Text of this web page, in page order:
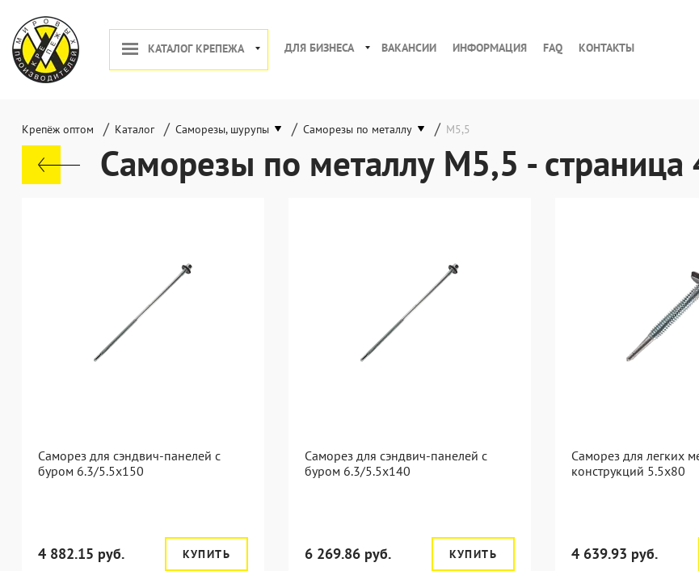
КАТАЛОГ КРЕПЕЖА ДЛЯ БИЗНЕСА ВАКАНСИИ ИНФОРМАЦИЯ FAQ КОНТАКТЫ
Крепёж оптом / Каталог / Саморезы, шурупы / Саморезы по металлу / М5,5
Саморезы по металлу М5,5 - страница
Саморез для сэндвич-панелей с
буром 6.3/5.5x150
4 882.15 руб. КУПИТЬ
Саморез для сэндвич-панелей с
буром 6.3/5.5x140
6 269.86 руб. КУПИТЬ
Саморез для легких
конструкций 5.5х80
4 639.93 руб.